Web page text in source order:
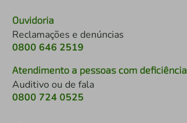
Ouvidoria
Reclamações e denúncias
0800 646 2519
Atendimento a pessoas com deficiência
Auditivo ou de fala
0800 724 0525